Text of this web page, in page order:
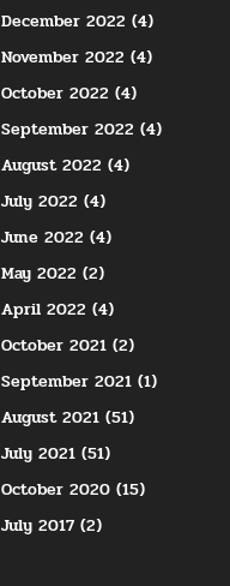
December 2022 (4)
November 2022 (4)
October 2022 (4)
September 2022 (4)
August 2022 (4)
July 2022 (4)
June 2022 (4)
May 2022 (2)
April 2022 (4)
October 2021 (2)
September 2021 (1)
August 2021 (51)
July 2021 (51)
October 2020 (15)
July 2017 (2)